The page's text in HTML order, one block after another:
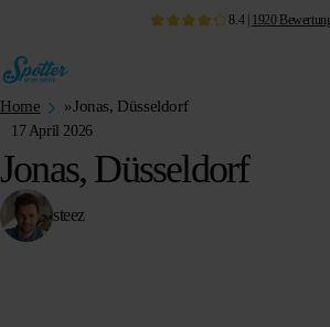
8.4| 1920
Home »Jonas, Düsseldorf
17 April 2026
Jonas, Düsseldorf
steez